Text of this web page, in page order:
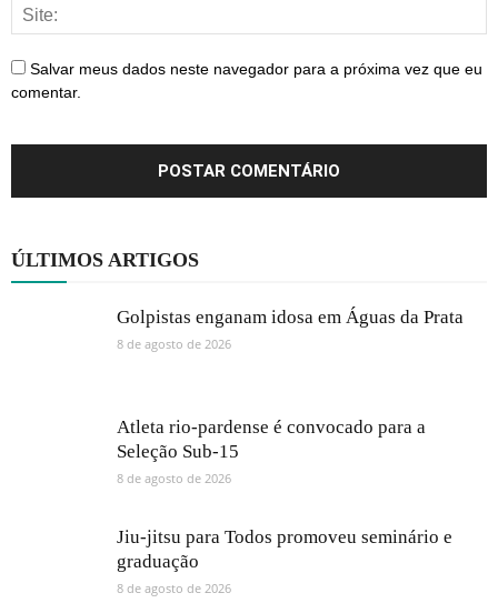
Salvar meus dados neste navegador para a próxima vez que eu
comentar.
ÚLTIMOS ARTIGOS
Golpistas enganam idosa em Águas da Prata
8 de agosto de 2026
Atleta rio-pardense é convocado para a
Seleção Sub-15
8 de agosto de 2026
Jiu-jitsu para Todos promoveu seminário e
graduação
8 de agosto de 2026